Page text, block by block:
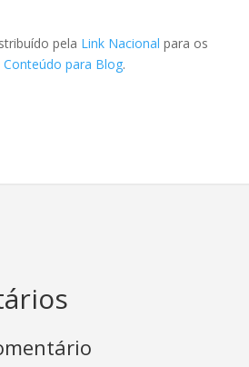
pela Link Nacional para os
Conteúdo para Blog.